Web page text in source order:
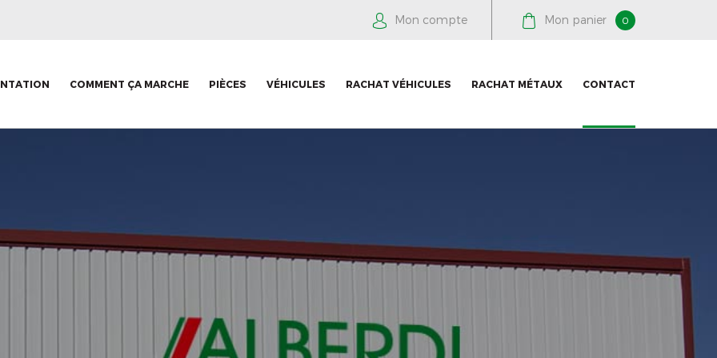
Mon compte Mon panier 0
COMMENT ÇA MARCHE PIÈCES VÉHICULES RACHAT VÉHICULES RACHAT MÉTAUX CONTACT